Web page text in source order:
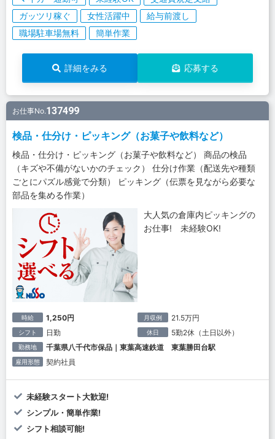
ガッツリ稼ぐ
女性活躍中
給与前渡し
職場駐車場無料
簡単作業
詳細をみる 応募する
お仕事No.137499
検品・仕分け・ピッキング（お菓子や飲料など）
検品・仕分け・ピッキング（お菓子や飲料など） 商品の検品
（キズや不備がないかのチェック） 仕分け作業（配送先や種類
ごとにパズル感覚で分類） ピッキング（伝票を見ながら必要な
部品を集める作業）
大人気の倉庫内ピッキングの
お仕事! 未経験OK!
時給 1,250円 月収例 21.5万円
シフト 日勤 休日 5勤2休（土日以外）
勤務地 千葉県八千代市保品｜東葉高速鉄道 東葉勝田台駅
雇用形態 契約社員
未経験スタート大歓迎!
シンプル・簡単作業!
シフト相談可能!